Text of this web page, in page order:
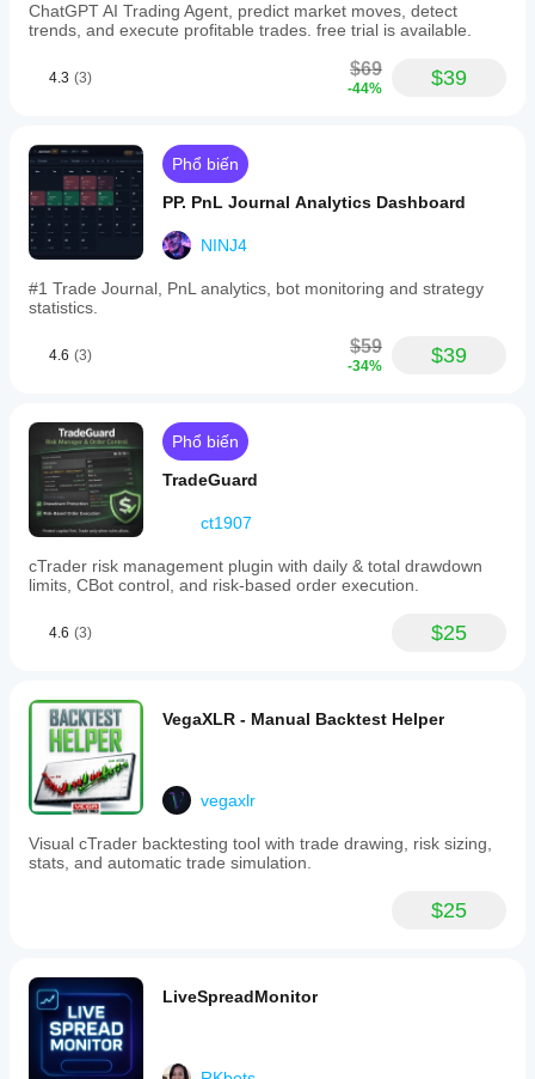
ChatGPT AI Trading Agent, predict market moves, detect
trends, and execute profitable trades. free trial is available.
4.3 (3) $69
-44% $39
Phổ biến
PP. PnL Journal Analytics Dashboard
NINJ4
#1 Trade Journal, PnL analytics, bot monitoring and strategy
statistics.
4.6 (3) $59
-34% $39
Phổ biến
TradeGuard
ct1907
cTrader risk management plugin with daily & total drawdown
limits, CBot control, and risk-based order execution.
4.6 (3) $25
VegaXLR - Manual Backtest Helper
vegaxlr
Visual cTrader backtesting tool with trade drawing, risk sizing,
stats, and automatic trade simulation.
$25
LiveSpreadMonitor